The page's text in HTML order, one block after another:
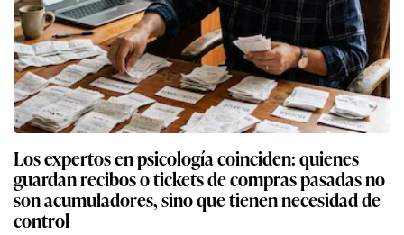
Los expertos en psicología coinciden: quienes
guardan recibos o tickets de compras pasadas no
son acumuladores, sino que tienen necesidad de
control